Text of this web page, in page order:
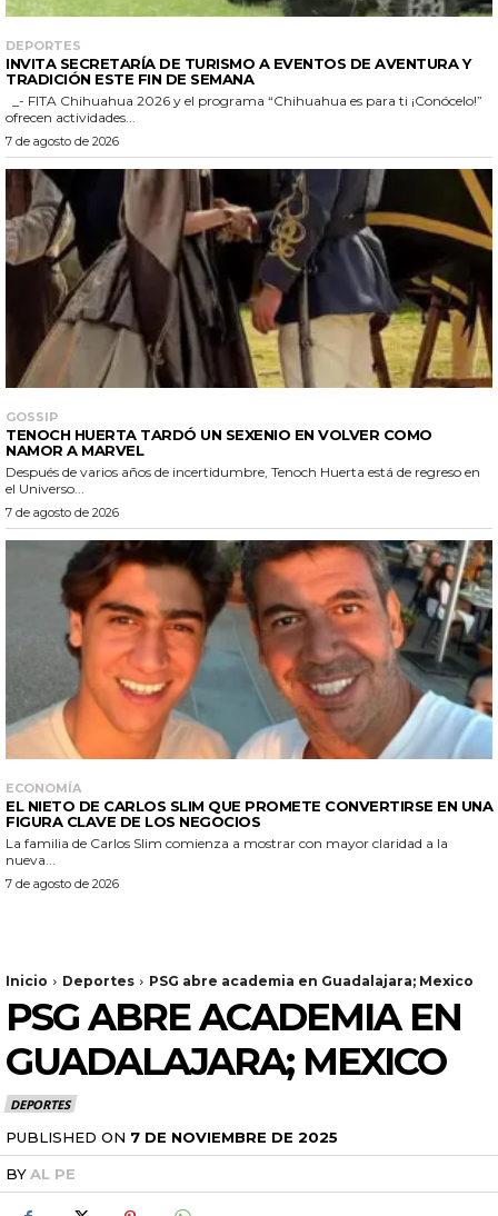
DEPORTES
INVITA SECRETARÍA DE TURISMO A EVENTOS DE AVENTURA Y
TRADICIÓN ESTE FIN DE SEMANA
ofrecen actividades...
7 de agosto de 2026
GOSSIP
TENOCH HUERTA TARDÓ UN SEXENIO EN VOLVER COMO
NAMOR A MARVEL
Después de varios años de incertidumbre, Tenoch Huerta está de regreso en
el Universo...
7 de agosto de 2026
ECONOMÍA
EL NIETO DE CARLOS SLIM QUE PROMETE CONVERTIRSE EN UNA
FIGURA CLAVE DE LOS NEGOCIOS
La familia de Carlos Slim comienza a mostrar con mayor claridad a la
nueva...
7 de agosto de 2026